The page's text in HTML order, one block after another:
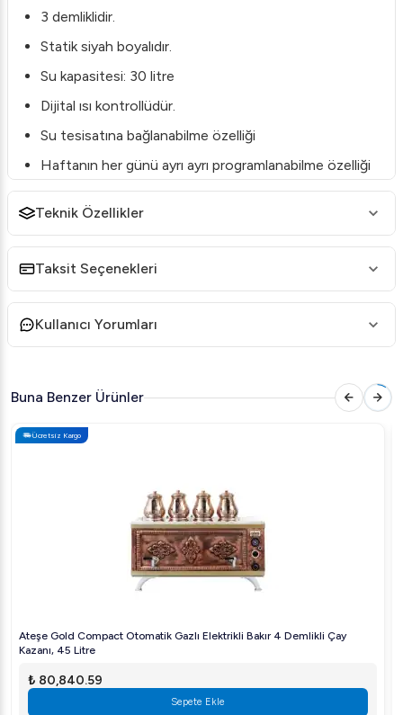
3 demliklidir.
Statik siyah boyalıdır.
Su kapasitesi: 30 litre
Dijital ısı kontrollüdür.
Su tesisatına bağlanabilme özelliği
Haftanın her günü ayrı ayrı programlanabilme özelliği
Kontaktör elektrik akım düzenleyici
Teknik Özellikler
Taksit Seçenekleri
Kullanıcı Yorumları
Buna Benzer Ürünler
Ücretsiz Kargo
Ateşe Gold Compact Otomatik Gazlı Elektrikli Bakır 4 Demlikli Çay
Kazanı, 45 Litre
₺ 80,840.59
Sepete Ekle